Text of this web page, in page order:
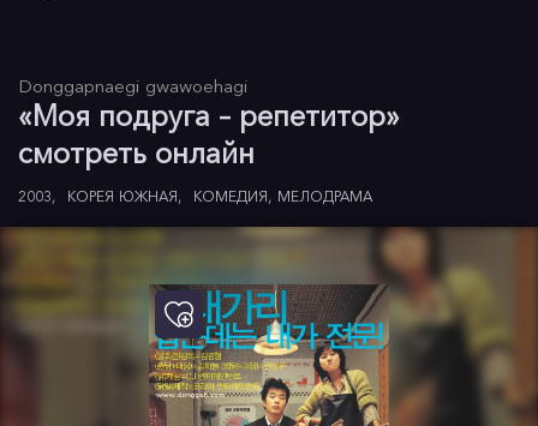
Donggapnaegi gwawoehagi
«Моя подруга – репетитор»
смотреть онлайн
2003 КОРЕЯ ЮЖНАЯ КОМЕДИЯ МЕЛОДРАМА